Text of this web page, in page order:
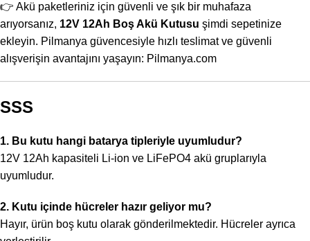
👉 Akü paketleriniz için güvenli ve şık bir muhafaza
arıyorsanız, 12V 12Ah Boş Akü Kutusu şimdi sepetinize
ekleyin. Pilmanya güvencesiyle hızlı teslimat ve güvenli
alışverişin avantajını yaşayın: Pilmanya.com
SSS
1. Bu kutu hangi batarya tipleriyle uyumludur?
12V 12Ah kapasiteli Li-ion ve LiFePO4 akü gruplarıyla
uyumludur.
2. Kutu içinde hücreler hazır geliyor mu?
Hayır, ürün boş kutu olarak gönderilmektedir. Hücreler ayrıca